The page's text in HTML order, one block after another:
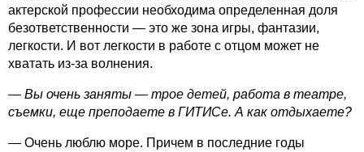
актерской профессии необходима определенная доля
безответственности — это же зона игры, фантазии,
легкости. И вот легкости в работе с отцом может не
хватать из-за волнения.
— Вы очень заняты — трое детей, работа в театре,
съемки, еще преподаете в ГИТИСе. А как отдыхаете?
— Очень люблю море. Причем в последние годы